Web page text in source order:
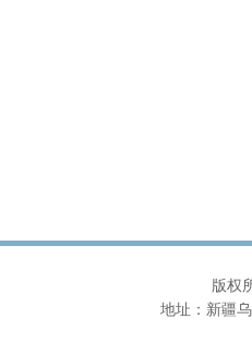
版权
地址：新疆